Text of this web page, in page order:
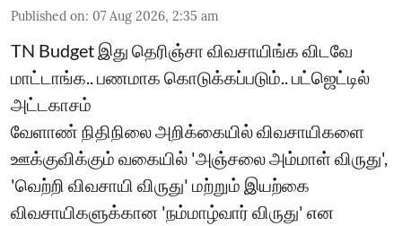
Published on: 07 Aug 2026, 2:35 am
TN Budget இது தெரிஞ்சா விவசாயிங்க விடவே
மாட்டாங்க.. பணமாக கொடுக்கப்படும்.. பட்ஜெட்டில்
அட்டகாசம்
வேளாண் நிதிநிலை அறிக்கையில் விவசாயிகளை
ஊக்குவிக்கும் வகையில் 'அஞ்சலை அம்மாள் விருது',
'வெற்றி விவசாயி விருது' மற்றும் இயற்கை
விவசாயிகளுக்கான 'நம்மாழ்வார் விருது' என